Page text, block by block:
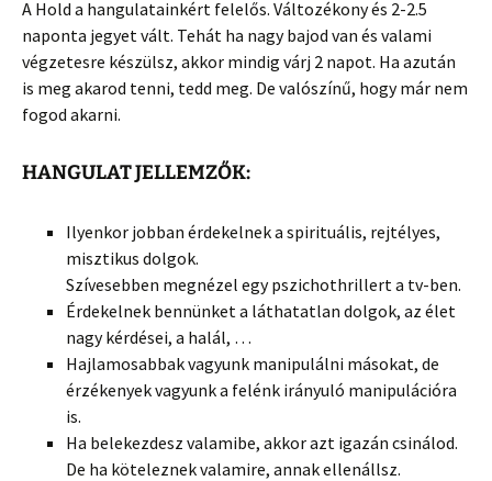
A Hold a hangulatainkért felelős. Változékony és 2-2.5
naponta jegyet vált. Tehát ha nagy bajod van és valami
végzetesre készülsz, akkor mindig várj 2 napot. Ha azután
is meg akarod tenni, tedd meg. De valószínű, hogy már nem
fogod akarni.
HANGULAT JELLEMZŐK:
Ilyenkor jobban érdekelnek a spirituális, rejtélyes,
misztikus dolgok.
Szívesebben megnézel egy pszichothrillert a tv-ben.
Érdekelnek bennünket a láthatatlan dolgok, az élet
nagy kérdései, a halál, …
Hajlamosabbak vagyunk manipulálni másokat, de
érzékenyek vagyunk a felénk irányuló manipulációra
is.
Ha belekezdesz valamibe, akkor azt igazán csinálod.
De ha köteleznek valamire, annak ellenállsz.